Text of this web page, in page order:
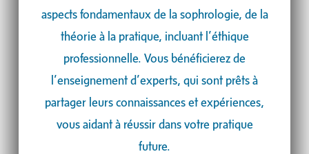
aspects fondamentaux de la sophrologie, de la
théorie à la pratique, incluant l’éthique
professionnelle. Vous bénéficierez de
l’enseignement d’experts, qui sont prêts à
partager leurs connaissances et expériences,
vous aidant à réussir dans votre pratique
future.